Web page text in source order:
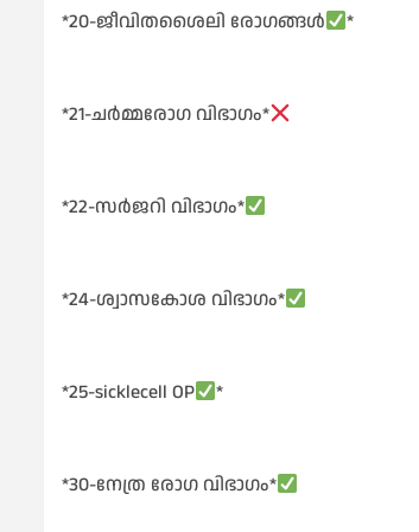
*20-ജീവിതശൈലി രോഗങ്ങൾ *
*21-ചർമ്മരോഗ വിഭാഗം*
*22-സർജറി വിഭാഗം*
*24-ശ്വാസകോശ വിഭാഗം*
*25-sicklecell OP *
*30-നേത്ര രോഗ വിഭാഗം*